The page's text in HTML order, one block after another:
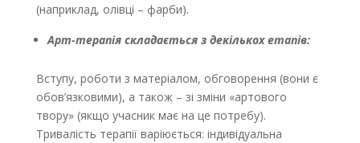
(наприклад, олівці – фарби).
Арт-терапія складається з декількох етапів:
Вступу, роботи з матеріалом, обговорення (вони є
обов’язковими), а також – зі зміни «артового
твору» (якщо учасник має на це потребу).
Тривалість терапії варіюється: індивідуальна